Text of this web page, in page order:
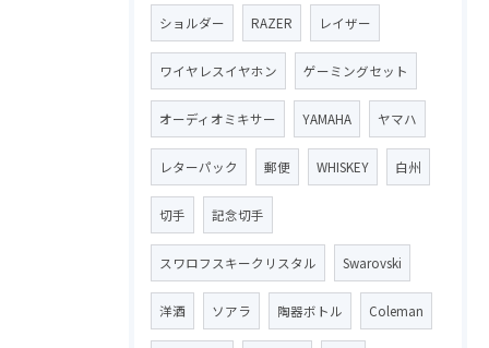
ショルダー RAZER レイザー
ワイヤレスイヤホン ゲーミングセット
オーディオミキサー YAMAHA ヤマハ
レターパック 郵便 WHISKEY 白州
切手 記念切手
スワロフスキークリスタル Swarovski
洋酒 ソアラ 陶器ボトル Coleman